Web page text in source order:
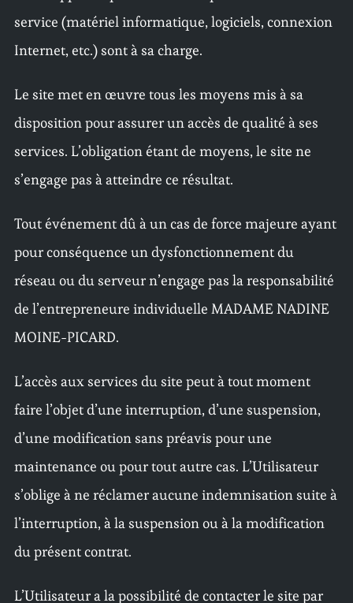
service (matériel informatique, logiciels, connexion
Internet, etc.) sont à sa charge.
Le site met en œuvre tous les moyens mis à sa
disposition pour assurer un accès de qualité à ses
services. L’obligation étant de moyens, le site ne
s’engage pas à atteindre ce résultat.
Tout événement dû à un cas de force majeure ayant
pour conséquence un dysfonctionnement du
réseau ou du serveur n’engage pas la responsabilité
de l’entrepreneure individuelle MADAME NADINE
MOINE-PICARD.
L’accès aux services du site peut à tout moment
faire l’objet d’une interruption, d’une suspension,
d’une modification sans préavis pour une
maintenance ou pour tout autre cas. L’Utilisateur
s’oblige à ne réclamer aucune indemnisation suite à
l’interruption, à la suspension ou à la modification
du présent contrat.
L’Utilisateur a la possibilité de contacter le site par